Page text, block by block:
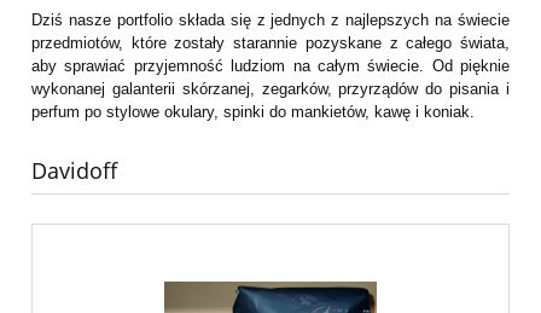
Dziś nasze portfolio składa się z jednych z najlepszych na świecie
przedmiotów, które zostały starannie pozyskane z całego świata,
aby sprawiać przyjemność ludziom na całym świecie. Od pięknie
wykonanej galanterii skórzanej, zegarków, przyrządów do pisania i
perfum po stylowe okulary, spinki do mankietów, kawę i koniak.
Davidoff